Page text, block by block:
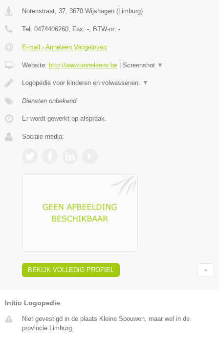
Notenstraat, 37 3670 Wijshagen ( Limburg)
Tel: 0474406260 , Fax: - , BTW-nr: -
E-mail › Anneleen Vangeloven
Website: http://www.anneleenv.be Screenshot ▼
Logopedie voor kinderen en volwassenen. ▼
Diensten onbekend
Er wordt gewerkt op afspraak.
Sociale media:
BEKIJK VOLLEDIG PROFIEL
Initio Logopedie
Niet gevestigd in de plaats Kleine Spouwen, maar wel in de
provincie Limburg.